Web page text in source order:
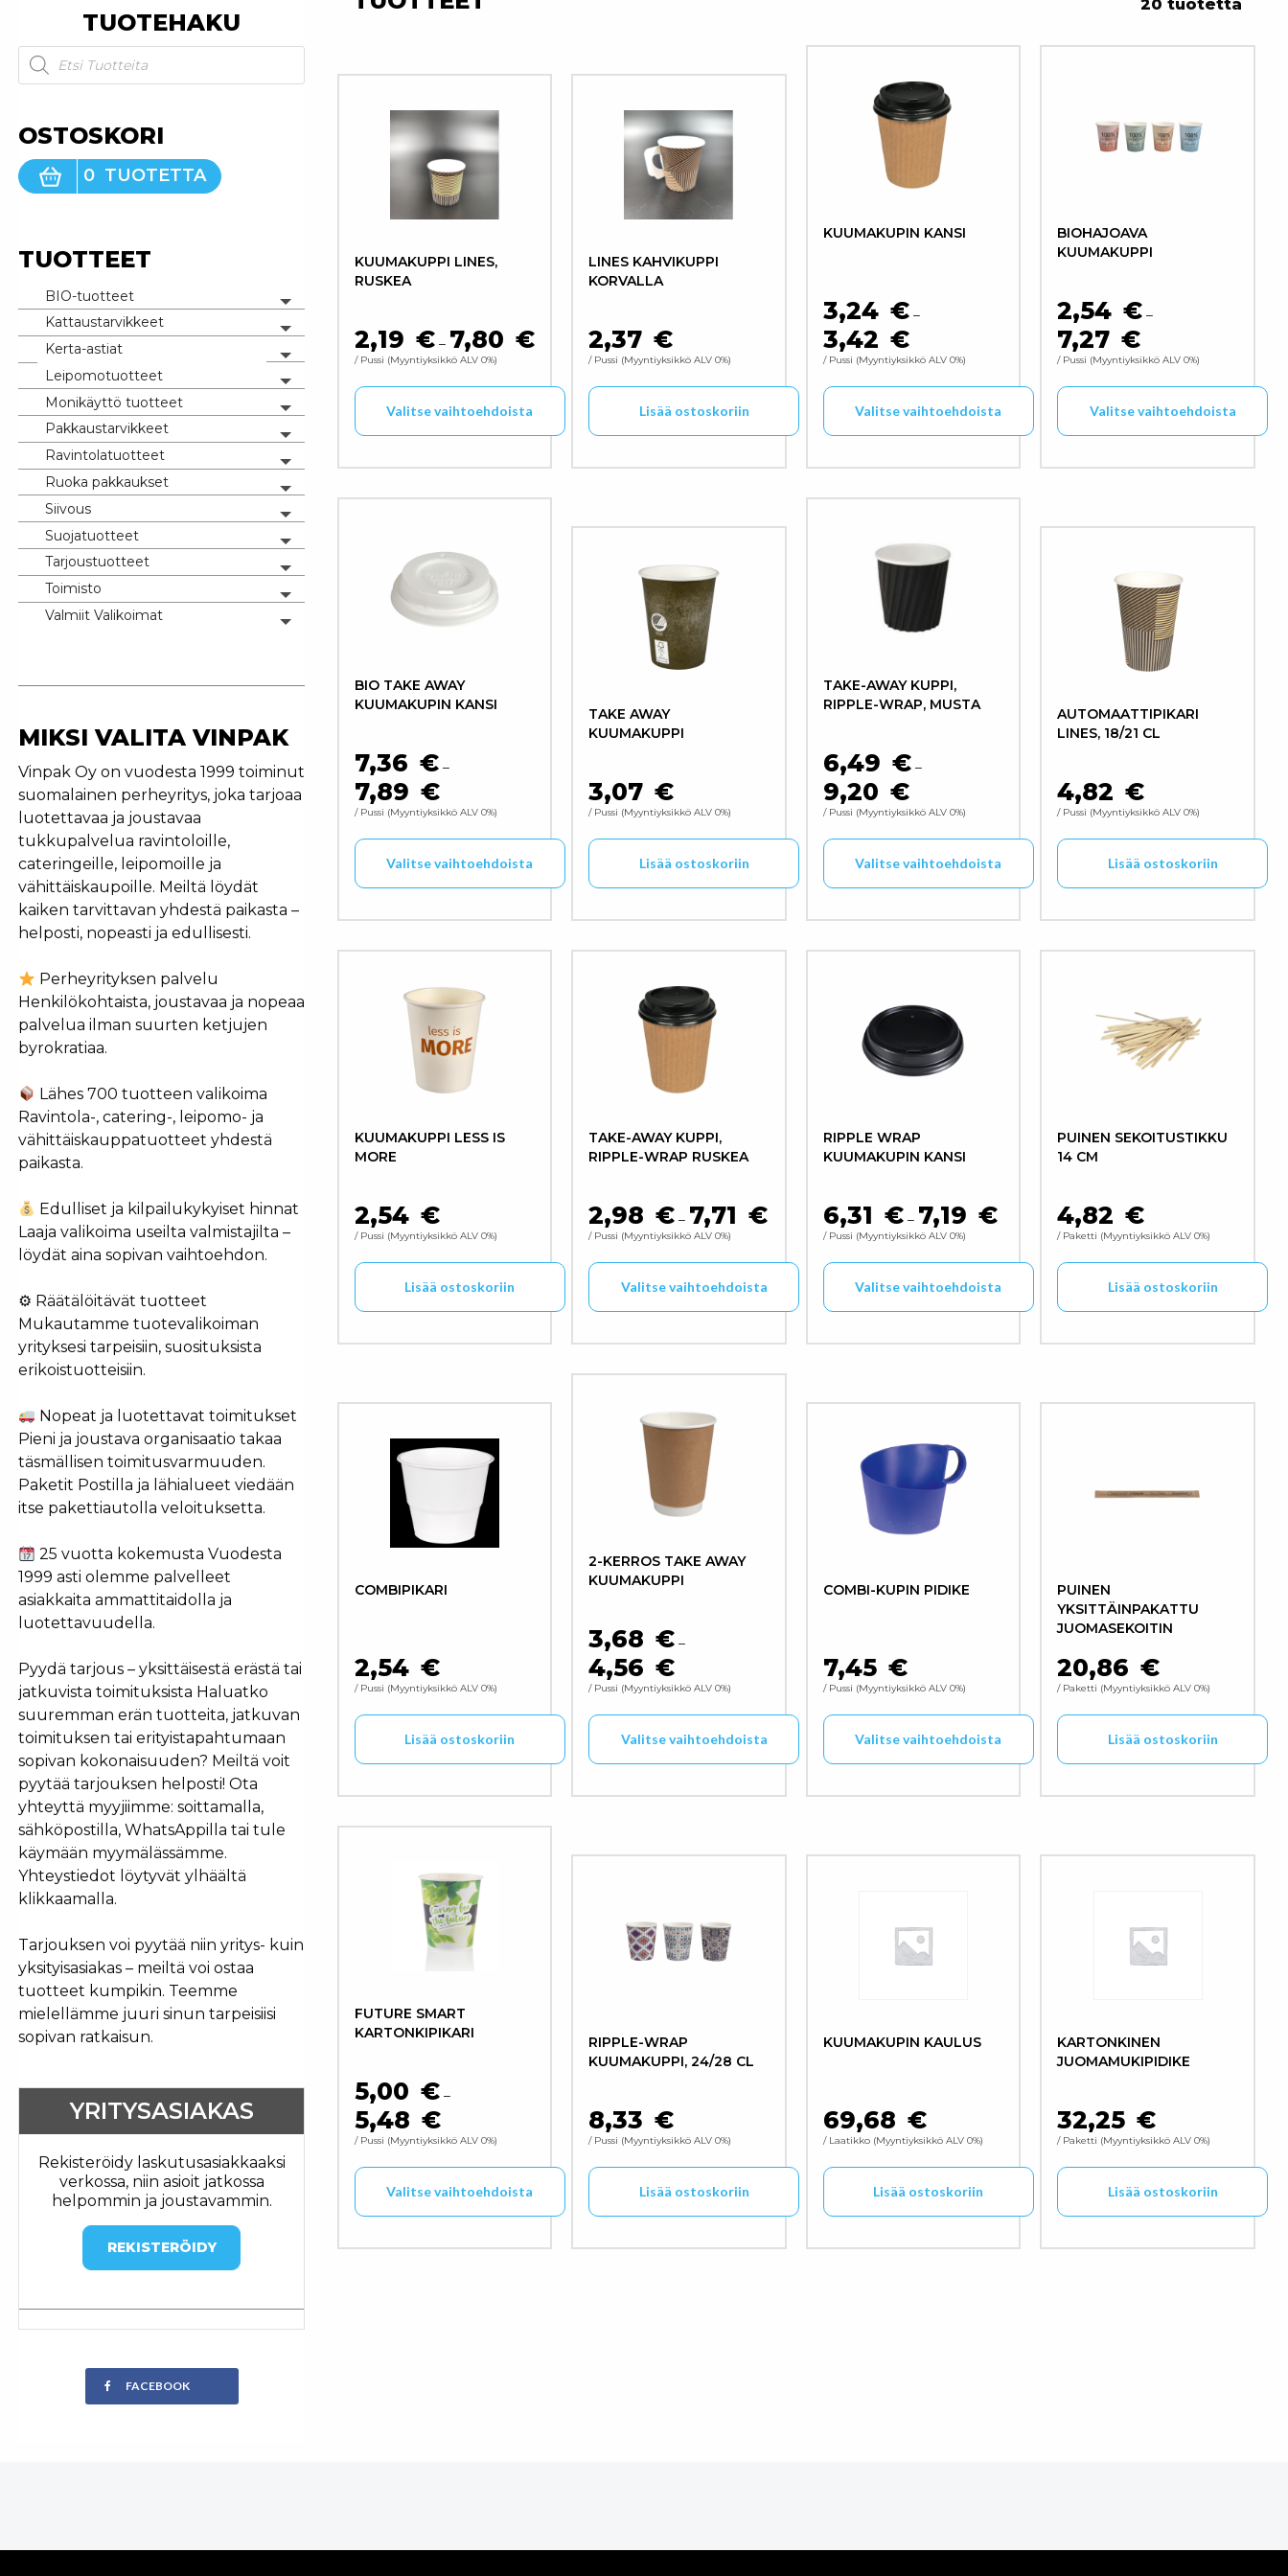
TUOTEHAKU
Products search
OSTOSKORI
0 TUOTETTA
TUOTTEET
BIO-tuotteet
Toggle menu
Kattaustarvikkeet
Toggle menu
Kerta-astiat
Toggle menu
Leipomotuotteet
Toggle menu
Monikäyttö tuotteet
Toggle menu
Pakkaustarvikkeet
Toggle menu
Ravintolatuotteet
Toggle menu
Ruoka pakkaukset
Toggle menu
Siivous
Toggle menu
Suojatuotteet
Toggle menu
Tarjoustuotteet
Toggle menu
Toimisto
Toggle menu
Valmiit Valikoimat
Toggle menu
MIKSI VALITA VINPAK
Vinpak Oy on vuodesta 1999 toiminut
suomalainen perheyritys, joka tarjoaa
luotettavaa ja joustavaa
tukkupalvelua ravintoloille,
cateringeille, leipomoille ja
vähittäiskaupoille. Meiltä löydät
kaiken tarvittavan yhdestä paikasta –
helposti, nopeasti ja edullisesti.
Perheyrityksen palvelu
Henkilökohtaista, joustavaa ja nopeaa
palvelua ilman suurten ketjujen
byrokratiaa.
Lähes 700 tuotteen valikoima
Ravintola-, catering-, leipomo- ja
vähittäiskauppatuotteet yhdestä
paikasta.
Edulliset ja kilpailukykyiset hinnat
Laaja valikoima useilta valmistajilta –
löydät aina sopivan vaihtoehdon.
⚙ Räätälöitävät tuotteet
Mukautamme tuotevalikoiman
yrityksesi tarpeisiin, suosituksista
erikoistuotteisiin.
Nopeat ja luotettavat toimitukset
Pieni ja joustava organisaatio takaa
täsmällisen toimitusvarmuuden.
Paketit Postilla ja lähialueet viedään
itse pakettiautolla veloituksetta.
25 vuotta kokemusta Vuodesta
1999 asti olemme palvelleet
asiakkaita ammattitaidolla ja
luotettavuudella.
Pyydä tarjous – yksittäisestä erästä tai
jatkuvista toimituksista Haluatko
suuremman erän tuotteita, jatkuvan
toimituksen tai erityistapahtumaan
sopivan kokonaisuuden? Meiltä voit
pyytää tarjouksen helposti! Ota
yhteyttä myyjiimme: soittamalla,
sähköpostilla, WhatsAppilla tai tule
käymään myymälässämme.
Yhteystiedot löytyvät ylhäältä
klikkaamalla.
Tarjouksen voi pyytää niin yritys- kuin
yksityisasiakas – meiltä voi ostaa
tuotteet kumpikin. Teemme
mielellämme juuri sinun tarpeisiisi
sopivan ratkaisun.
YRITYSASIAKAS
Rekisteröidy laskutusasiakkaaksi
verkossa, niin asioit jatkossa
helpommin ja joustavammin.
REKISTERÖIDY
FACEBOOK
20 tuotetta
KUUMAKUPPI LINES,
RUSKEA
2,19 € – 7,80 €HINTALUOKKA: 2,19 € - 7,80 €
/ Pussi Myyntiyksikkö ALV 0%
Valitse vaihtoehdoista
LINES KAHVIKUPPI
KORVALLA
2,37 €
/ Pussi Myyntiyksikkö ALV 0%
Lisää ostoskoriin
KUUMAKUPIN KANSI
3,24 € –
3,42 €HINTALUOKKA: 3,24 € - 3,42 €
/ Pussi Myyntiyksikkö ALV 0%
Valitse vaihtoehdoista
BIOHAJOAVA
KUUMAKUPPI
2,54 € –
7,27 €HINTALUOKKA: 2,54
/ Pussi Myyntiyksikkö ALV 0%
Valitse vaihtoehdoista
BIO TAKE AWAY
KUUMAKUPIN KANSI
7,36 € –
7,89 €HINTALUOKKA: 7,36 € - 7,89 €
/ Pussi Myyntiyksikkö ALV 0%
Valitse vaihtoehdoista
TAKE AWAY
KUUMAKUPPI
3,07 €
/ Pussi Myyntiyksikkö ALV 0%
Lisää ostoskoriin
TAKE-AWAY KUPPI,
RIPPLE-WRAP, MUSTA
6,49 € –
9,20 €HINTALUOKKA: 6,49 € - 9,20 €
/ Pussi Myyntiyksikkö ALV 0%
Valitse vaihtoehdoista
AUTOMAATTIPIKARI
LINES, 18/21 CL
4,82 €
/ Pussi Myyntiyksikkö ALV 0%
Lisää ostoskoriin
KUUMAKUPPI LESS IS
MORE
2,54 €
/ Pussi Myyntiyksikkö ALV 0%
Lisää ostoskoriin
TAKE-AWAY KUPPI,
RIPPLE-WRAP RUSKEA
2,98 € – 7,71 €HINTALUOKKA: 2,98 € - 7,71 €
/ Pussi Myyntiyksikkö ALV 0%
Valitse vaihtoehdoista
RIPPLE WRAP
KUUMAKUPIN KANSI
6,31 € – 7,19 €HINTALUOKKA: 6,31 € - 7,19 €
/ Pussi Myyntiyksikkö ALV 0%
Valitse vaihtoehdoista
PUINEN SEKOITUSTIKKU
14 CM
4,82 €
/ Paketti Myyntiyksikkö ALV 0%
Lisää ostoskoriin
COMBIPIKARI
2,54 €
/ Pussi Myyntiyksikkö ALV 0%
Lisää ostoskoriin
2-KERROS TAKE AWAY
KUUMAKUPPI
3,68 € –
4,56 €HINTALUOKKA: 3,68 € - 4,56 €
/ Pussi Myyntiyksikkö ALV 0%
Valitse vaihtoehdoista
COMBI-KUPIN PIDIKE
7,45 €
/ Pussi Myyntiyksikkö ALV 0%
Valitse vaihtoehdoista
PUINEN
YKSITTÄINPAKATTU
JUOMASEKOITIN
20,86 €
/ Paketti Myyntiyksikkö ALV 0%
Lisää ostoskoriin
FUTURE SMART
KARTONKIPIKARI
5,00 € –
5,48 €HINTALUOKKA: 5,00 € - 5,48 €
/ Pussi Myyntiyksikkö ALV 0%
Valitse vaihtoehdoista
RIPPLE-WRAP
KUUMAKUPPI, 24/28 CL
8,33 €
/ Pussi Myyntiyksikkö ALV 0%
Lisää ostoskoriin
KUUMAKUPIN KAULUS
69,68 €
/ Laatikko Myyntiyksikkö ALV 0%
Lisää ostoskoriin
KARTONKINEN
JUOMAMUKIPIDIKE
32,25 €
/ Paketti Myyntiyksikkö ALV 0%
Lisää ostoskoriin